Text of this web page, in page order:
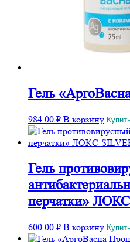
Гель
984.00 ₽ В корзину
Гель
перчатки»
600.00 ₽ В корзину